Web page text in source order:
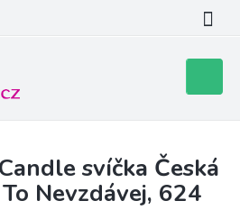
košík
svíčka Česká
Nevzdávej, 624